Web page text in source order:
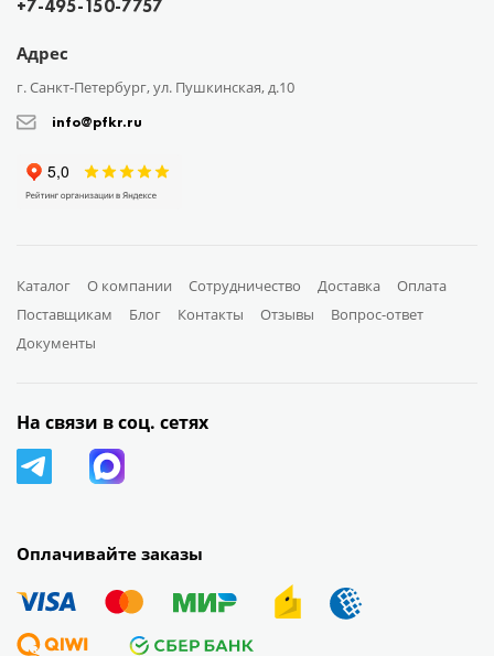
+7-495-150-7757
Адрес
г. Санкт-Петербург, ул. Пушкинская, д.10
info@pfkr.ru
Каталог О компании Сотрудничество Доставка
Оплата
Поставщикам
Блог Контакты Отзывы
Вопрос-ответ
Документы
Оплачивайте заказы
На связи в соц. сетях